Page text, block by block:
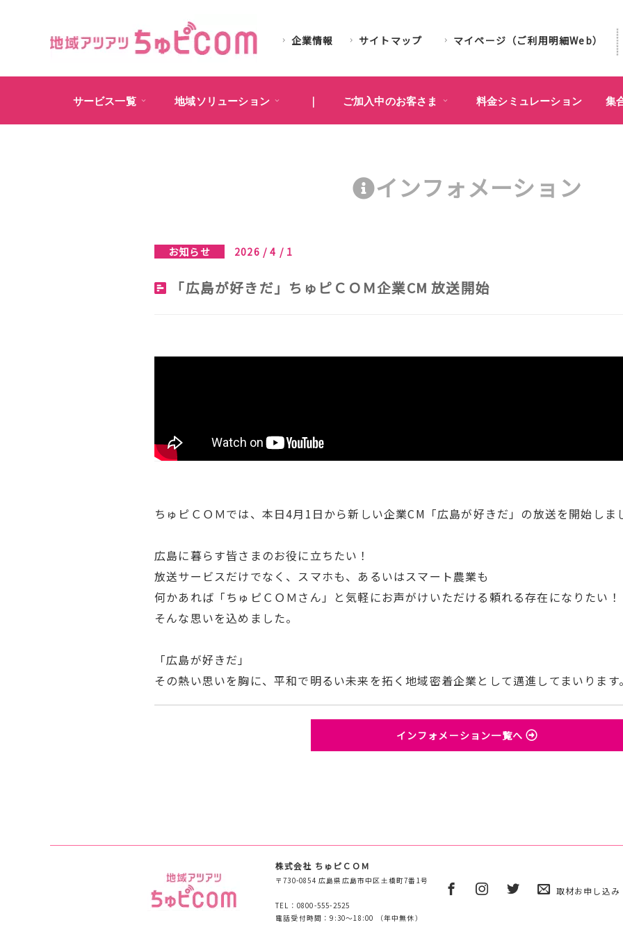
企業情報 サイトマップ マイページ（ご利用明細Web）
サービス一覧 地域ソリューション ご加入中のお客さま 料金シミュレーション 集
インフォメーション
お知らせ 2026 / 4 / 1
「広島が好きだ」ちゅピＣＯＭ企業CM 放送開始
ちゅピＣＯＭでは、本日4月1日から新しい企業CM「広島が好きだ」の放送を開始しま
広島に暮らす皆さまのお役に立ちたい！
放送サービスだけでなく、スマホも、あるいはスマート農業も
何かあれば「ちゅピＣＯＭさん」と気軽にお声がけいただける頼れる存在になりたい！
そんな思いを込めました。
「広島が好きだ」
その熱い思いを胸に、平和で明るい未来を拓く地域密着企業として邁進してまいります
インフォメーション一覧へ
株式会社 ちゅピＣＯＭ
〒730-0854 広島県広島市中区土橋町7番1号
TEL：0800-555-2525
電話受付時間：9:30～18:00 （年中無休）
取材お申し込み